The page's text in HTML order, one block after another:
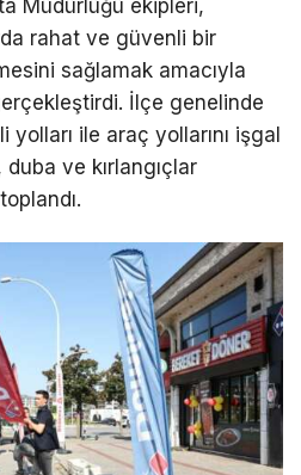
Müdürlüğü ekipleri,
rahat ve güvenli bir
sağlamak amacıyla
İlçe genelinde
ile araç yollarını işgal
ve kırlangıçlar